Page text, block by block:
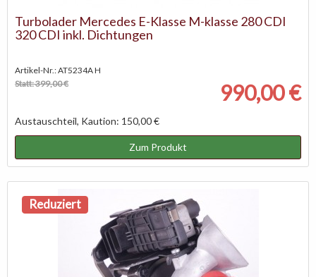
Turbolader Mercedes E-Klasse M-klasse 280 CDI
320 CDI inkl. Dichtungen
Artikel-Nr.: AT5234A H
Statt: 399,00 €
990,00 €
Austauschteil, Kaution: 150,00 €
Zum Produkt
Reduziert